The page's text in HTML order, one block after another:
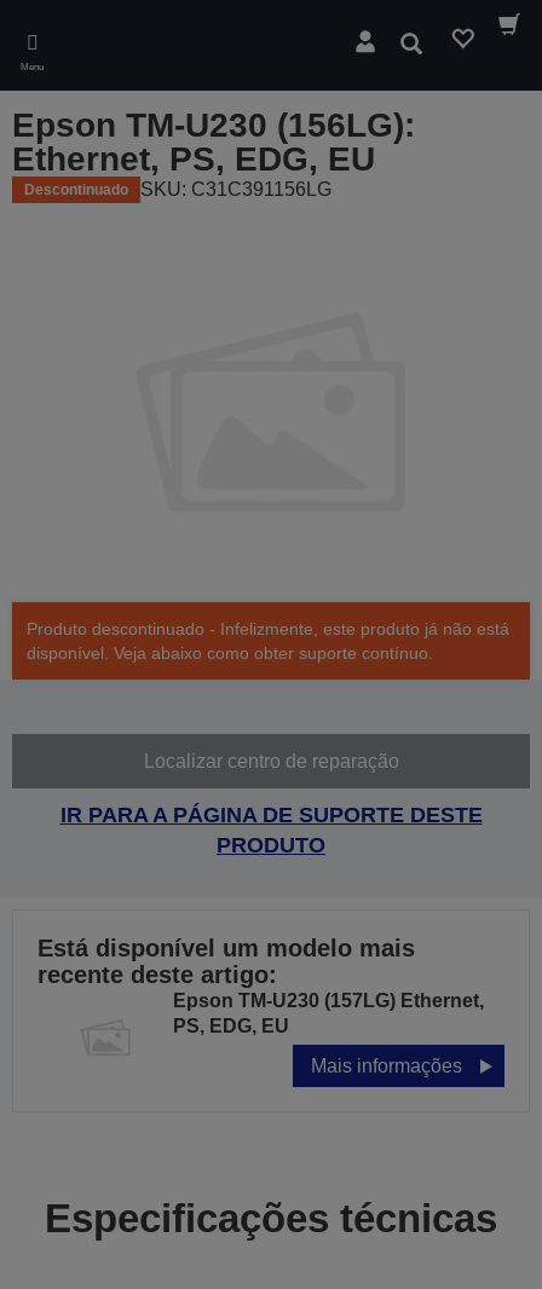
main
content
Menu
Pesquisar
Epson TM-U230 (156LG):
Ethernet, PS, EDG, EU
Descontinuado SKU: C31C391156LG
Produto descontinuado - Infelizmente, este produto já não está
disponível. Veja abaixo como obter suporte contínuo.
Localizar centro de reparação
IR PARA A PÁGINA DE SUPORTE DESTE
PRODUTO
Está disponível um modelo mais
recente deste artigo:
Epson TM-U230 (157LG) Ethernet,
PS, EDG, EU
Mais informações
Especificações técnicas